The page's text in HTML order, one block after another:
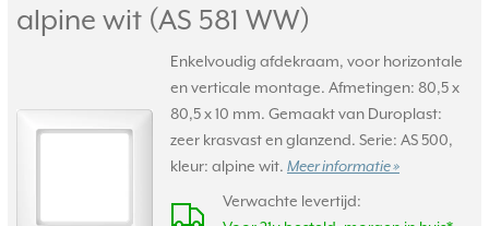
alpine wit (AS 581 WW)
Enkelvoudig afdekraam, voor horizontale
en verticale montage. Afmetingen: 80,5 x
80,5 x 10 mm. Gemaakt van Duroplast:
zeer krasvast en glanzend. Serie: AS 500,
kleur: alpine wit. Meer informatie »
Verwachte levertijd: